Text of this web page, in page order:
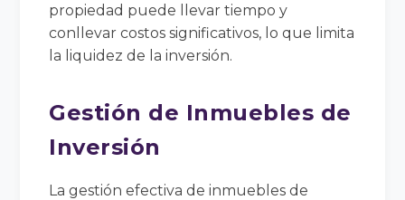
propiedad puede llevar tiempo y
conllevar costos significativos, lo que limita
la liquidez de la inversión.
Gestión de Inmuebles de
Inversión
La gestión efectiva de inmuebles de